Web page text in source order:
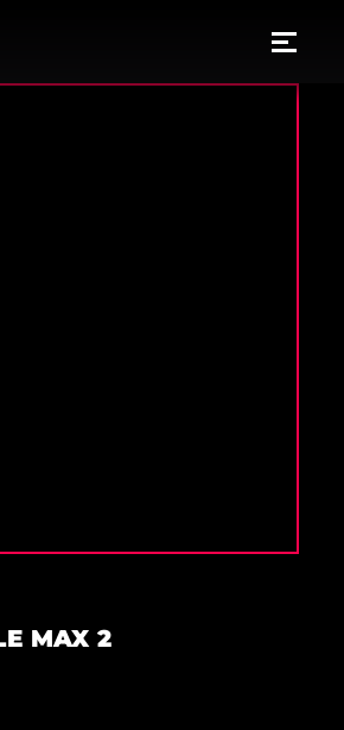
MAX 2